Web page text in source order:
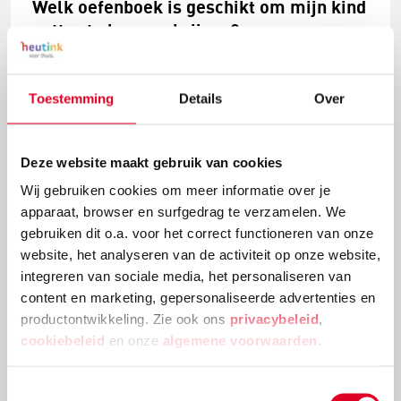
Toestemming Details Over
Deze website maakt gebruik van cookies
Wij gebruiken cookies om meer informatie over je
apparaat, browser en surfgedrag te verzamelen. We
gebruiken dit o.a. voor het correct functioneren van onze
website, het analyseren van de activiteit op onze website,
integreren van sociale media, het personaliseren van
content en marketing, gepersonaliseerde advertenties en
productontwikkeling. Zie ook ons privacybeleid,
cookiebeleid en onze algemene voorwaarden .
Welk oefenboek is geschikt om mijn kind
netter te leren schrijven?
een slordig, onduidelijk handschrift. De juf heeft
adviseren welke het beste voor hem is? Op school
schrift)."
Lees meer